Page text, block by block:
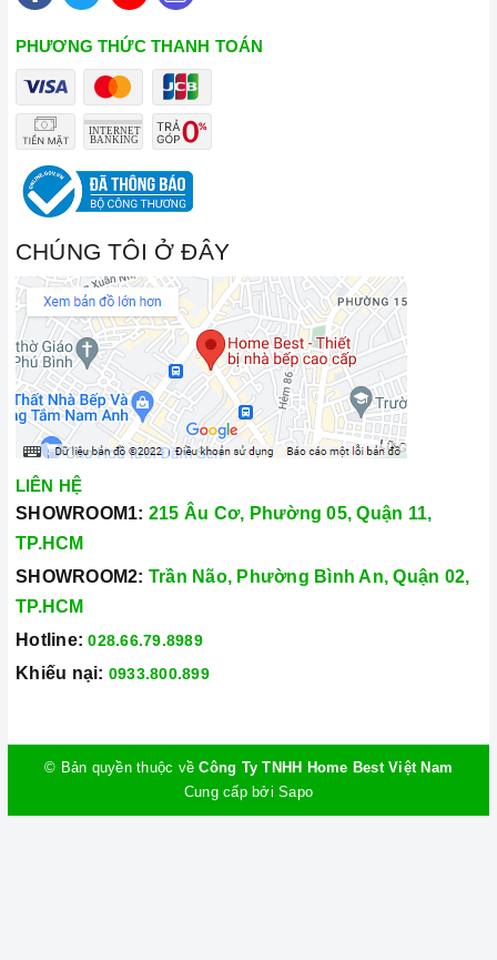
PHƯƠNG THỨC THANH TOÁN
CHÚNG TÔI Ở ĐÂY
LIÊN HỆ
SHOWROOM1: 215 Âu Cơ, Phường 05, Quận 11,
TP.HCM
SHOWROOM2: Trần Não, Phường Bình An, Quận 02,
TP.HCM
Hotline: 028.66.79.8989
Khiếu nại: 0933.800.899
© Bản quyền thuộc vềCông Ty TNHH Home Best Việt Nam
Cung cấp bởiSapo